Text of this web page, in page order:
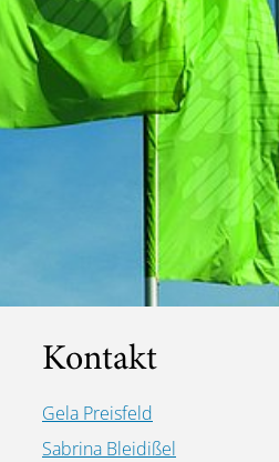
Kontakt
Gela Preisfeld
Sabrina Bleidißel